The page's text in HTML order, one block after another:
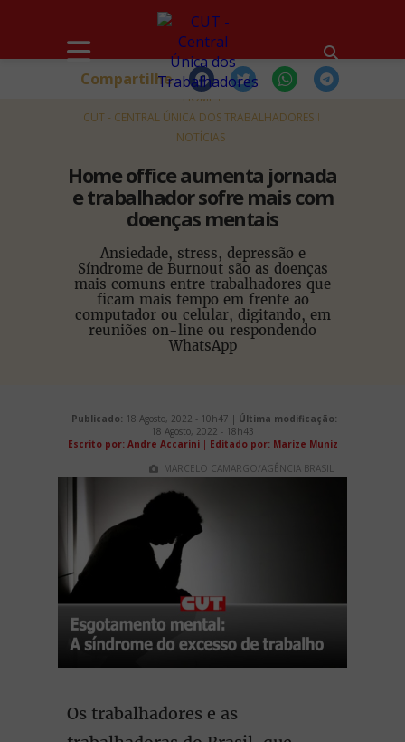
HOME
CUT - CENTRAL ÚNICA DOS TRABALHADORES
NOTÍCIAS
Home office aumenta jornada
e trabalhador sofre mais com
doenças mentais
Ansiedade, stress, depressão e
Síndrome de Burnout são as doenças
mais comuns entre trabalhadores que
ficam mais tempo em frente ao
computador ou celular, digitando, em
reuniões on-line ou respondendo
WhatsApp
Compartilhe
Publicado: 18 Agosto, 2022 - 10h47 | Última modificação:
18 Agosto, 2022 - 18h43
Escrito por: Andre Accarini| Editado por: Marize Muniz
MARCELO CAMARGO/AGÊNCIA BRASIL
Os trabalhadores e as